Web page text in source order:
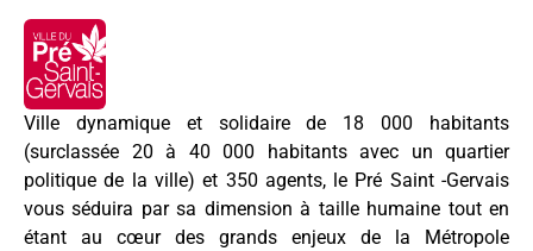
Ville dynamique et solidaire de 18 000 habitants
(surclassée 20 à 40 000 habitants avec un quartier
politique de la ville) et 350 agents, le Pré Saint -Gervais
vous séduira par sa dimension à taille humaine tout en
étant au cœur des grands enjeux de la Métropole